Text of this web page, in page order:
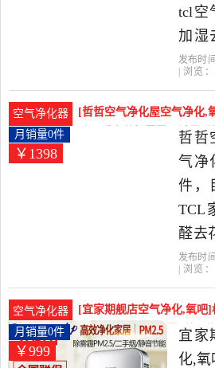
tcl空
加湿
负离
电器
气
货。
发布时
| 浏览：
空气净化器
[哲哲空气净化屋空气净化,
除甲醛去花粉雾霾月销量0
￥1398
月销量0件
哲哲
气净
件，
TCL
醛去
内客
活电
空气
货。
发布时
| 浏览：
空气净化器
[宜家期舰店空气净化,氧吧
松除甲醛花粉月销量0件仅
￥999
月销量0件
宜家
化,氧